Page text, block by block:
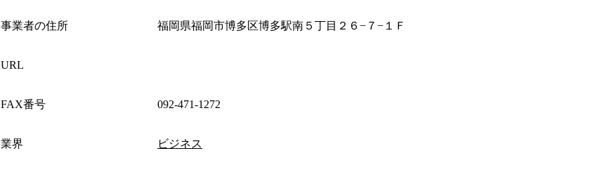
事業者の住所 福岡県福岡市博多区博多駅南５丁目２６−７−１Ｆ
URL
FAX番号 092-471-1272
業界 ビジネス